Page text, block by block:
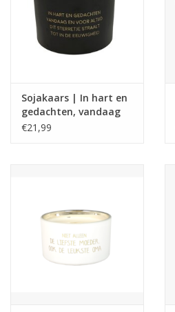
Huisparfums
Merken
Sojakaars | In hart en
gedachten, vandaag
en voor altijd | Warm
€21,99